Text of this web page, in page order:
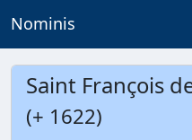
Nominis
Saint François
(+ 1622)